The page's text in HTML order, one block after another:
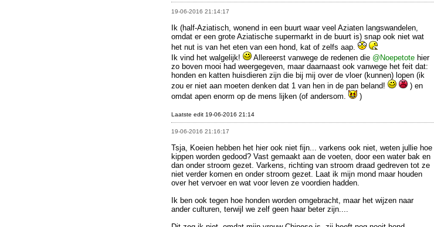
19-06-2016 21:14:17
Ik (half-Aziatisch, wonend in een buurt waar veel Aziaten langswandelen,
omdat er een grote Aziatische supermarkt in de buurt is) snap ook niet wat
het nut is van het eten van een hond, kat of zelfs aap.
Ik vind het walgelijk!
Allereerst vanwege de redenen die @Noepetote hier
zo boven mooi had weergegeven, maar daarnaast ook vanwege het feit dat:
honden en katten huisdieren zijn die bij mij over de vloer (kunnen) lopen (ik
zou er niet aan moeten denken dat 1 van hen in de pan beland!
) en
omdat apen enorm op de mens lijken (of andersom.
)
Laatste edit 19-06-2016 21:14
19-06-2016 21:16:17
Tsja, Koeien hebben het hier ook niet fijn... varkens ook niet, weten jullie hoe
kippen worden gedood? Vast gemaakt aan de voeten, door een water bak en
dan onder stroom gezet. Varkens, richting van stroom draad gedreven tot ze
niet verder komen en onder stroom gezet. Laat ik mijn mond maar houden
over het vervoer en wat voor leven ze voordien hadden.
Ik ben ook tegen hoe honden worden omgebracht, maar het wijzen naar
ander culturen, terwijl we zelf geen haar beter zijn....